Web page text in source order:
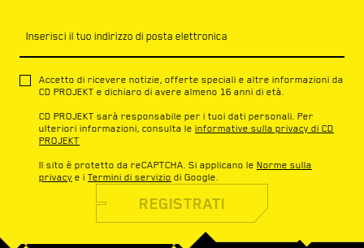
Inserisci il tuo indirizzo di posta elettronica
Accetto di ricevere notizie, offerte speciali e altre informazioni da
CD PROJEKT e dichiaro di avere almeno 16 anni di età.
CD PROJEKT sarà responsabile per i tuoi dati personali. Per
ulteriori informazioni, consulta le informative sulla privacy di CD
PROJEKT
Il sito è protetto da reCAPTCHA. Si applicano le Norme sulla
privacy e i Termini di servizio di Google.
REGISTRATI